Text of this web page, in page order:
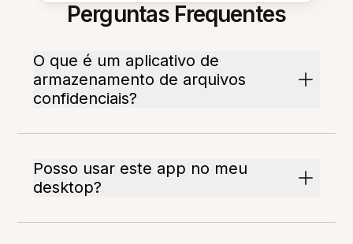
Perguntas Frequentes
O que é um aplicativo de
armazenamento de arquivos
confidenciais?
Posso usar este app no meu
desktop?